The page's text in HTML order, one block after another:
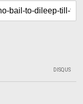
DISQUS